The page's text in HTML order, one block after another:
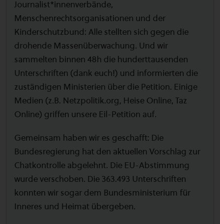
Journalist*innenverbände,
Menschenrechtsorganisationen und der
Kinderschutzbund: Alle stellten sich gegen die
drohende Massenüberwachung. Und wir
sammelten binnen 48h die hunderttausenden
Unterschriften (dank euch!) und informierten die
zuständigen Ministerien über die Petition. Einige
Medien (z.B. Netzpolitik.org, Heise Online, Taz
Online) griffen unsere Eil-Petition auf.
Gemeinsam haben wir es geschafft: Die
Bundesregierung hat den aktuellen Vorschlag zur
Chatkontrolle abgelehnt. Die EU-Abstimmung
wurde verschoben. Die 363.493 Unterschriften
konnten wir sogar dem Bundesministerium für
Inneres und Heimat übergeben.